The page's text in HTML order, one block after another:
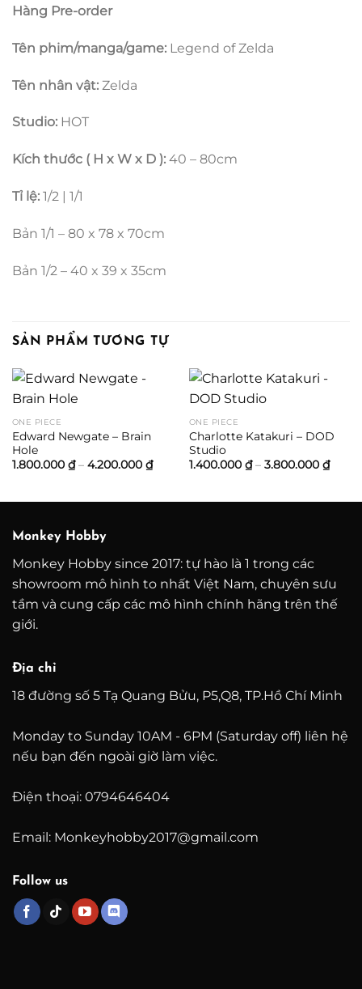
Hàng Pre-order
Tên phim/manga/game: Legend of Zelda
Tên nhân vật: Zelda
Studio: HOT
Kích thước ( H x W x D ): 40 – 80cm
Tỉ lệ: 1/2 | 1/1
Bản 1/1 – 80 x 78 x 70cm
Bản 1/2 – 40 x 39 x 35cm
SẢN PHẨM TƯƠNG TỰ
ONE PIECE
Edward Newgate – Brain
Hole
1.800.000 ₫ – 4.200.000 ₫Khoảng
giá:
đến
ONE PIECE
Charlotte Katakuri – DOD
Studio
1.400.000 ₫ – 3.800.000 ₫
giá:
đến
Monkey Hobby
Monkey Hobby since 2017: tự hào là 1 trong các
showroom mô hình to nhất Việt Nam, chuyên sưu
tầm và cung cấp các mô hình chính hãng trên thế
giới.
Địa chỉ
18 đường số 5 Tạ Quang Bửu, P5,Q8, TP.Hồ Chí Minh
Monday to Sunday 10AM - 6PM (Saturday off) liên hệ
nếu bạn đến ngoài giờ làm việc.
Điện thoại: 0794646404
Email: Monkeyhobby2017@gmail.com
Follow us